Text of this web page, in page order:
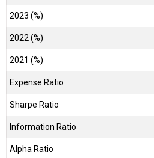
2023 (%)
2022 (%)
2021 (%)
Expense Ratio
Sharpe Ratio
Information Ratio
Alpha Ratio